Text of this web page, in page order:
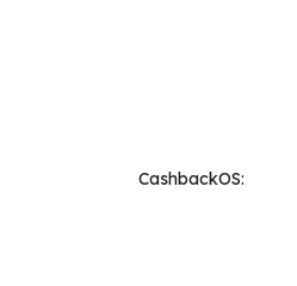
CashbackOS: